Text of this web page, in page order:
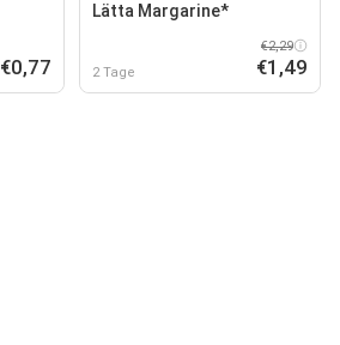
€0,77
Lätta Margarine*
2 Tage
€2,29
€1,49